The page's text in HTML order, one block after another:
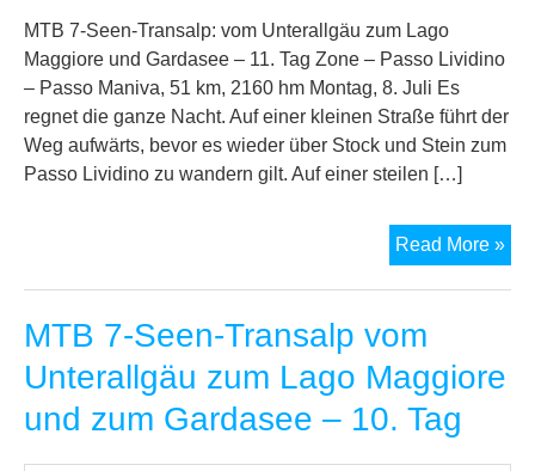
MTB 7-Seen-Transalp: vom Unterallgäu zum Lago
Maggiore und Gardasee – 11. Tag Zone – Passo Lividino
– Passo Maniva, 51 km, 2160 hm Montag, 8. Juli Es
regnet die ganze Nacht. Auf einer kleinen Straße führt der
Weg aufwärts, bevor es wieder über Stock und Stein zum
Passo Lividino zu wandern gilt. Auf einer steilen […]
Read More »
7-
MTB 7-Seen-Transalp vom
Unterallgäu zum Lago Maggiore
und zum Gardasee – 10. Tag